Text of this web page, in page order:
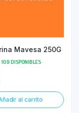
Mavesa 250G
109 DISPONIBLES
al carrito